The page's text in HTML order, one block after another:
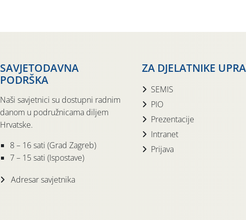
SAVJETODAVNA
PODRŠKA
Naši savjetnici su dostupni radnim
danom u podružnicama diljem
Hrvatske.
8 – 16 sati (Grad Zagreb)
7 – 15 sati (Ispostave)
Adresar savjetnika
ZA DJELATNIKE
SEMIS
PIO
Prezentacije
Intranet
Prijava